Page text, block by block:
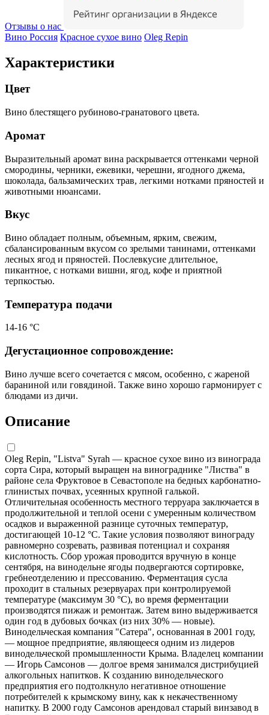
Отзывы о нас
Вино Россия Красное сухое вино Oleg Repin
Характеристики
Цвет
Вино блестящего рубиново-гранатового цвета.
Аромат
Выразительный аромат вина раскрывается оттенками черной
смородины, черники, ежевики, черешни, ягодного джема,
шоколада, бальзамических трав, легкими нотками пряностей и
животными нюансами.
Вкус
Вино обладает полным, объемным, ярким, свежим,
сбалансированным вкусом со зрелыми танинами, оттенками
лесных ягод и пряностей. Послевкусие длительное,
пикантное, с нотками вишни, ягод, кофе и приятной
терпкостью.
Температура подачи
14-16 °С
Дегустационное сопровождение:
Вино лучше всего сочетается с мясом, особенно, с жареной
бараниной или говядиной. Также вино хорошо гармонирует с
блюдами из дичи.
Описание
Oleg Repin, "Listva" Syrah — красное сухое вино из винограда
сорта Сира, который выращен на винограднике "Листва" в
районе села Фруктовое в Севастополе на бедных карбонатно-
глинистых почвах, усеянных крупной галькой.
Отличительная особенность местного терруара заключается в
продолжительной и теплой осени с умеренным количеством
осадков и выраженной разнице суточных температур,
достигающей 10-12 °C. Такие условия позволяют винограду
равномерно созревать, развивая потенциал и сохраняя
кислотность. Сбор урожая проводится вручную в конце
сентября, на винодельне ягоды подвергаются сортировке,
гребнеотделению и прессованию. Ферментация сусла
проходит в стальных резервуарах при контролируемой
температуре (максимум 30 °С), во время ферментации
производятся пижаж и ремонтаж. Затем вино выдерживается
один год в дубовых бочках (из них 30% — новые).
Винодельческая компания "Сатера", основанная в 2001 году,
— мощное предприятие, являющееся одним из лидеров
винодельческой промышленности Крыма. Владелец компании
— Игорь Самсонов — долгое время занимался дистрибуцией
алкогольных напитков. К созданию винодельческого
предприятия его подтолкнуло негативное отношение
потребителей к крымскому вину, как к некачественному
напитку. В 2000 году Самсонов арендовал старый винзавод в